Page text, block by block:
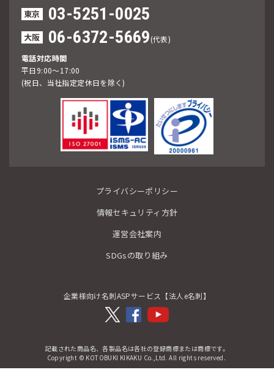
東京 03-5251-0025
大阪 06-6372-5669(代表)
電話対応時間
平日9:00～17:00
(祝日、当社指定定休日を除く)
プライバシーポリシー
情報セキュリティ方針
運営会社案内
SDGsの取り組み
企業様向け名刺ASPサービス【法人e名刺】
記載された商品名、各製品名は各社の登録商標または商標です。
Copyright © KOTOBUKI KIKAKU Co.,Ltd. All rights reserved.